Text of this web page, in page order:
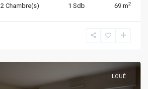
2 Chambre(s) 1 Sdb 69 m2
LOUÉ